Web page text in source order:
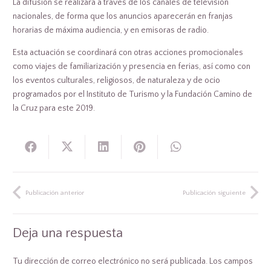
La difusión se realizará a través de los canales de televisión
nacionales, de forma que los anuncios aparecerán en franjas
horarias de máxima audiencia, y en emisoras de radio.
Esta actuación se coordinará con otras acciones promocionales
como viajes de familiarización y presencia en ferias, así como con
los eventos culturales, religiosos, de naturaleza y de ocio
programados por el Instituto de Turismo y la Fundación Camino de
la Cruz para este 2019.
Publicación anterior Publicación siguiente
Deja una respuesta
Tu dirección de correo electrónico no será publicada. Los campos